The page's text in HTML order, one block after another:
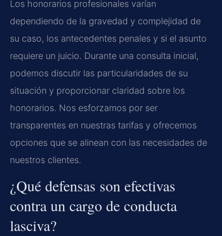
Los honorarios profesionales varían
dependiendo de la gravedad y complejidad de
su caso, los antecedentes penales y si el asunto
requiere un juicio. Durante una consulta inicial,
podemos discutir las particularidades de su
situación y proporcionar claridad sobre los
honorarios. Nos esforzamos por ser
transparentes en nuestras tarifas y ofrecemos
opciones que se alinean con las necesidades de
nuestros clientes.
¿Qué defensas son efectivas
contra un cargo de conducta
lasciva?